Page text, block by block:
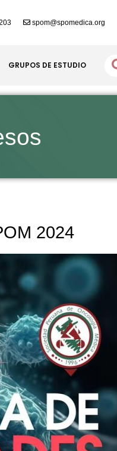
spom@spomedica.org
GRUPOS DE ESTUDIO
2024